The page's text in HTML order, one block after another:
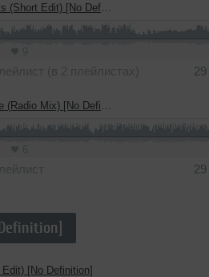
Edit) [No Definition]
(в 2 плейлистах)
Mix) [No Definition]
[No Definition]